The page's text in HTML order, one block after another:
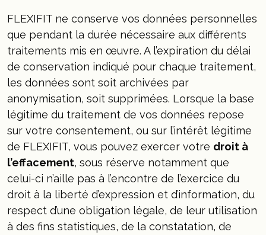
FLEXIFIT ne conserve vos données personnelles
que pendant la durée nécessaire aux différents
traitements mis en œuvre. A l’expiration du délai
de conservation indiqué pour chaque traitement,
les données sont soit archivées par
anonymisation, soit supprimées. Lorsque la base
légitime du traitement de vos données repose
sur votre consentement, ou sur l’intérêt légitime
de FLEXIFIT, vous pouvez exercer votre droit à
l’effacement, sous réserve notamment que
celui-ci n’aille pas à l’encontre de l’exercice du
droit à la liberté d’expression et d’information, du
respect d’une obligation légale, de leur utilisation
à des fins statistiques, de la constatation, de